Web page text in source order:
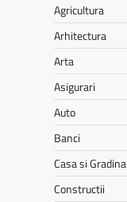
Agricultura
Arhitectura
Arta
Asigurari
Auto
Banci
Casa si Gradina
Constructii